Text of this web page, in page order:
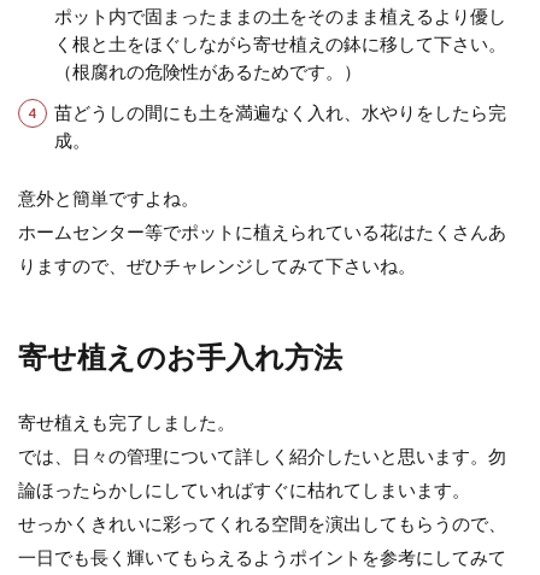
ポット内で固まったままの土をそのまま植えるより優し
く根と土をほぐしながら寄せ植えの鉢に移して下さい。
（根腐れの危険性があるためです。）
苗どうしの間にも土を満遍なく入れ、水やりをしたら完
成。
意外と簡単ですよね。
ホームセンター等でポットに植えられている花はたくさんあ
りますので、ぜひチャレンジしてみて下さいね。
寄せ植えのお手入れ方法
寄せ植えも完了しました。
では、日々の管理について詳しく紹介したいと思います。勿
論ほったらかしにしていればすぐに枯れてしまいます。
せっかくきれいに彩ってくれる空間を演出してもらうので、
一日でも長く輝いてもらえるようポイントを参考にしてみて